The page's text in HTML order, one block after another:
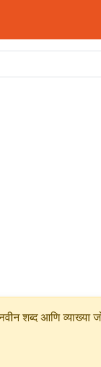
आणि व्याख्या